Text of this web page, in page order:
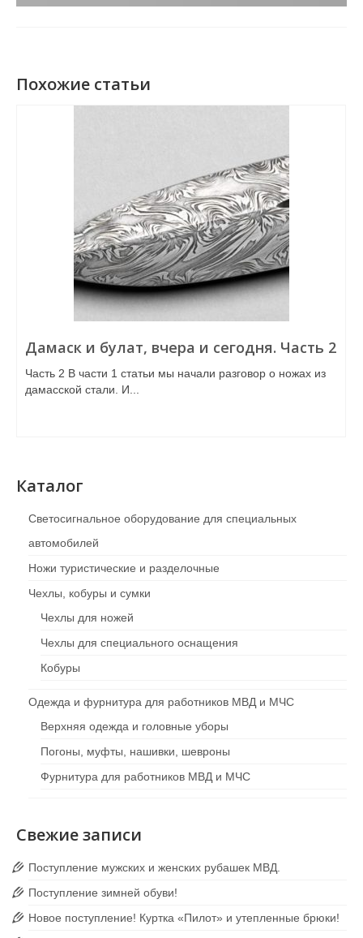
Похожие статьи
Дамаск и булат, вчера и сегодня. Часть 2
Часть 2 В части 1 статьи мы начали разговор о ножах из
дамасской стали. И...
Каталог
Светосигнальное оборудование для специальных
автомобилей
Ножи туристические и разделочные
Чехлы, кобуры и сумки
Чехлы для ножей
Чехлы для специального оснащения
Кобуры
Одежда и фурнитура для работников МВД и МЧС
Верхняя одежда и головные уборы
Погоны, муфты, нашивки, шевроны
Фурнитура для работников МВД и МЧС
Свежие записи
Поступление мужских и женских рубашек МВД.
Поступление зимней обуви!
Новое поступление! Куртка «Пилот» и утепленные брюки!